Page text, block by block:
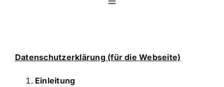
Toggle
Aktuelles
Datenschutzerklärung (für die Webseite)
Einleitung